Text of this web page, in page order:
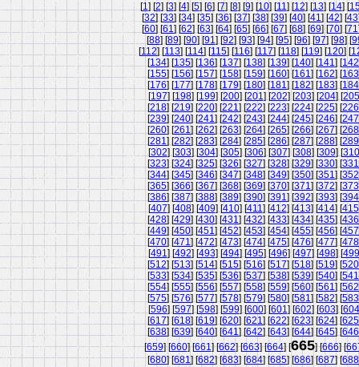
[1] [2] [3] [4] [5] [6] [7] [8] [9] [10] [11] [12] [13] [14] [
[32] [33] [34] [35] [36] [37] [38] [39] [40] [41] [42] [43
[60] [61] [62] [63] [64] [65] [66] [67] [68] [69] [70] [71
[88] [89] [90] [91] [92] [93] [94] [95] [96] [97] [98] [
[112] [113] [114] [115] [116] [117] [118] [119] [120] [
[134] [135] [136] [137] [138] [139] [140] [141] [142
[155] [156] [157] [158] [159] [160] [161] [162] [163
[176] [177] [178] [179] [180] [181] [182] [183] [184
[197] [198] [199] [200] [201] [202] [203] [204] [205
[218] [219] [220] [221] [222] [223] [224] [225] [226
[239] [240] [241] [242] [243] [244] [245] [246] [247
[260] [261] [262] [263] [264] [265] [266] [267] [268
[281] [282] [283] [284] [285] [286] [287] [288] [289
[302] [303] [304] [305] [306] [307] [308] [309] [310
[323] [324] [325] [326] [327] [328] [329] [330] [331
[344] [345] [346] [347] [348] [349] [350] [351] [352
[365] [366] [367] [368] [369] [370] [371] [372] [373
[386] [387] [388] [389] [390] [391] [392] [393] [394
[407] [408] [409] [410] [411] [412] [413] [414] [415
[428] [429] [430] [431] [432] [433] [434] [435] [436
[449] [450] [451] [452] [453] [454] [455] [456] [457
[470] [471] [472] [473] [474] [475] [476] [477] [478
[491] [492] [493] [494] [495] [496] [497] [498] [499
[512] [513] [514] [515] [516] [517] [518] [519] [520
[533] [534] [535] [536] [537] [538] [539] [540] [541
[554] [555] [556] [557] [558] [559] [560] [561] [562
[575] [576] [577] [578] [579] [580] [581] [582] [583
[596] [597] [598] [599] [600] [601] [602] [603] [604
[617] [618] [619] [620] [621] [622] [623] [624] [625
[638] [639] [640] [641] [642] [643] [644] [645] [646
[659] [660] [661] [662] [663] [664] [665] [666] [
[680] [681] [682] [683] [684] [685] [686] [687] [688